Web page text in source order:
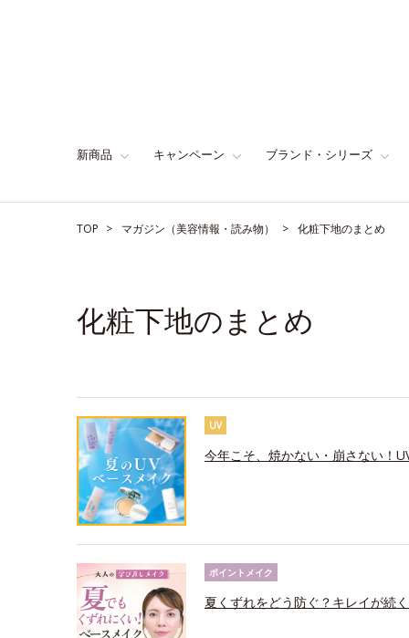
新商品 キャンペーン ブランド・シリーズ
TOP マガジン（美容情報・読み物） 化粧下地のまとめ
化粧下地のまとめ
UV
今年こそ、焼かない・崩さない！
ポイントメイク
夏くずれをどう防ぐ？キレイが続